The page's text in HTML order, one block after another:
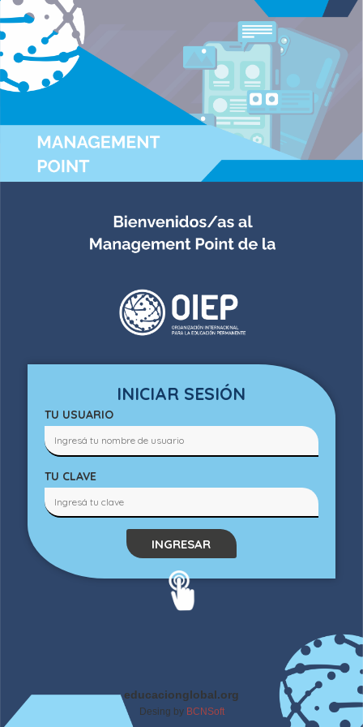
INICIAR SESIÓN
TU USUARIO
TU CLAVE
INGRESAR
educacionglobal.org
Desing by BCNSoft